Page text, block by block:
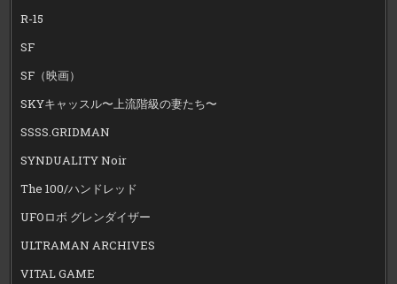
R-15
SF
SF（映画）
SKYキャッスル〜上流階級の妻たち〜
SSSS.GRIDMAN
SYNDUALITY Noir
The 100/ハンドレッド
UFOロボ グレンダイザー
ULTRAMAN ARCHIVES
VITAL GAME